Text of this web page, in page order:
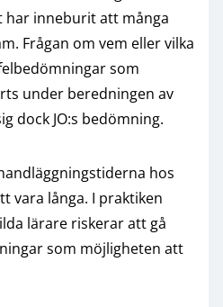
har inneburit att många
Frågan om vem eller vilka
som
under beredningen av
dock JO:s bedömning.
hos
vara långa. I praktiken
lärare riskerar att gå
som möjligheten att